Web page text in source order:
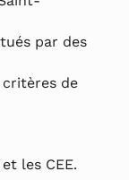
par des
de
les CEE.